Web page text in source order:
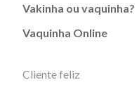
Vakinha ou vaquinha?
Vaquinha Online
Cliente feliz